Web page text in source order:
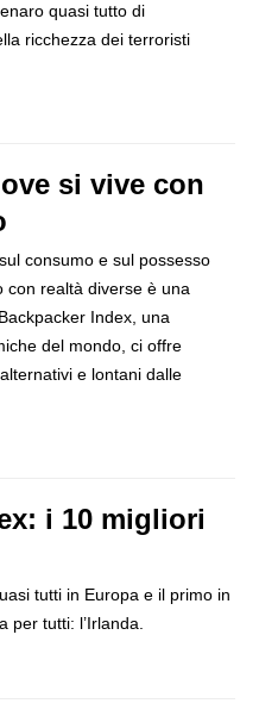
quasi tutto di
ricchezza dei terroristi
si vive con
consumo e sul possesso
con realtà diverse è una
Index, una
del mondo, ci offre
e lontani dalle
i 10 migliori
tutti in Europa e il primo in
tutti: l’Irlanda.